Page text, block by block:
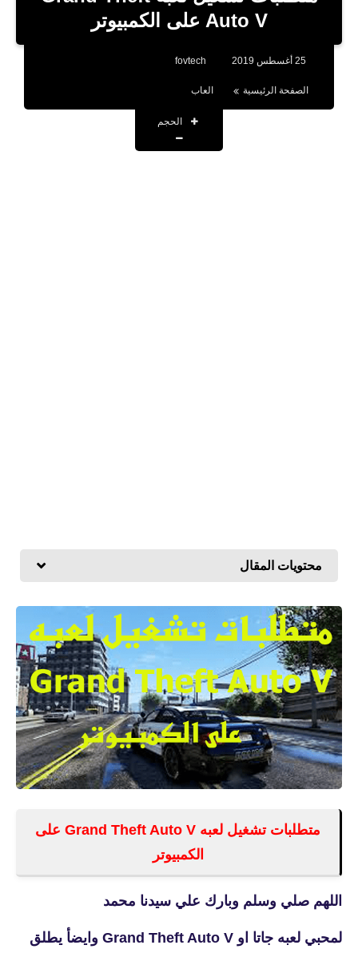
بلوجر
برامج كمبيوتر
Auto V على الكمبيوتر
25 أغسطس 2019 fovtech
الصفحة الرئيسية العاب
الحجم
محتويات المقال
متطلبات تشغيل لعبه Grand Theft Auto V على
الكمبيوتر
اللهم صلي وسلم وبارك علي سيدنا محمد
لمحبي لعبه جاتا او Grand Theft Auto V وايضأ يطلق